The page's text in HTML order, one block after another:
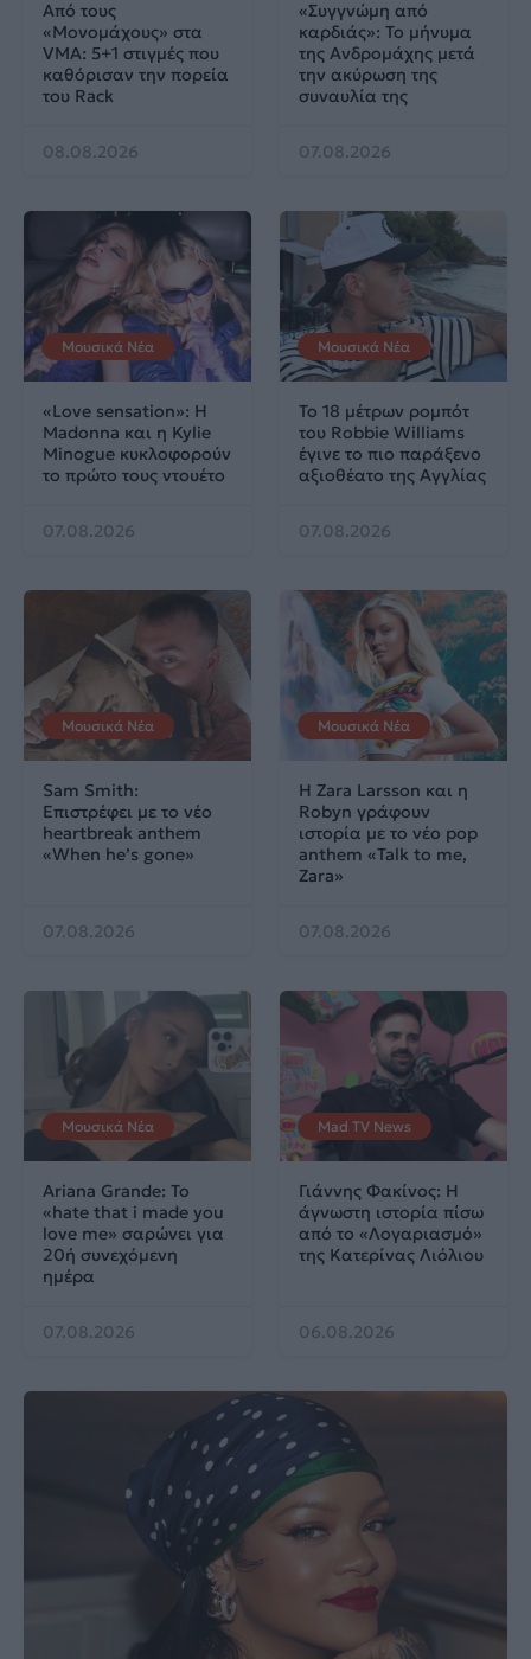
Από τους
«Μονομάχους» στα
VMA: 5+1 στιγμές που
καθόρισαν την πορεία
του Rack
08.08.2026
«Συγγνώμη από
καρδιάς»: Το μήνυμα
της Ανδρομάχης μετά
την ακύρωση της
συναυλία της
07.08.2026
Μουσικά Νέα
«Love sensation»: Η
Madonna και η Kylie
Minogue κυκλοφορούν
το πρώτο τους ντουέτο
07.08.2026
Μουσικά Νέα
Το 18 μέτρων ρομπότ
του Robbie Williams
έγινε το πιο παράξενο
αξιοθέατο της Αγγλίας
07.08.2026
Μουσικά Νέα
Sam Smith:
Επιστρέφει με το νέο
heartbreak anthem
«When he’s gone»
07.08.2026
Μουσικά Νέα
Η Zara Larsson και η
Robyn γράφουν
ιστορία με το νέο pop
anthem «Talk to me,
Zara»
07.08.2026
Μουσικά Νέα
Ariana Grande: Το
«hate that i made you
love me» σαρώνει για
20ή συνεχόμενη
ημέρα
07.08.2026
Mad TV News
Γιάννης Φακίνος: Η
άγνωστη ιστορία πίσω
από το «Λογαριασμό»
της Κατερίνας Λιόλιου
06.08.2026